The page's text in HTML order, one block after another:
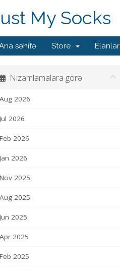
My Socks
səhifə Store Elanlar
Nizamlamalara görə
Aug 2026
Jul 2026
Feb 2026
Jan 2026
Nov 2025
Aug 2025
Jun 2025
Apr 2025
Feb 2025